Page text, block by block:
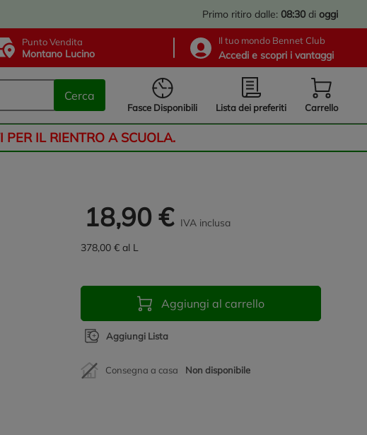
Primo ritiro dalle: 08:30 di oggi
Punto Vendita
Montano Lucino
Il tuo mondo Bennet Club
Accedi e scopri i vantaggi
Cerca
Fasce Disponibili Lista dei preferiti Carrello
PER IL RIENTRO A SCUOLA.
18,90 € IVA inclusa
378,00 € al L
Aggiungi al carrello
Aggiungi Lista
Consegna a casa Non disponibile